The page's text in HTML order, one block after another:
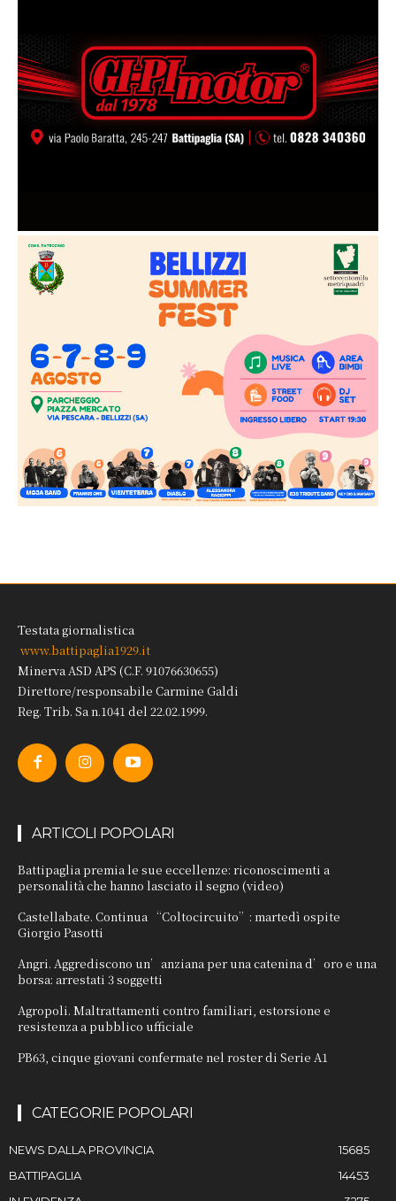
Testata giornalistica
www.battipaglia1929.it
Minerva ASD APS (C.F. 91076630655)
Direttore/responsabile Carmine Galdi
Reg. Trib. Sa n.1041 del 22.02.1999.
ARTICOLI POPOLARI
Battipaglia premia le sue eccellenze: riconoscimenti a
personalità che hanno lasciato il segno (video)
Castellabate. Continua “Coltocircuito”: martedì ospite
Giorgio Pasotti
Angri. Aggrediscono un’anziana per una catenina d’oro e una
borsa: arrestati 3 soggetti
Agropoli. Maltrattamenti contro familiari, estorsione e
resistenza a pubblico ufficiale
PB63, cinque giovani confermate nel roster di Serie A1
CATEGORIE POPOLARI
NEWS DALLA PROVINCIA
15685
BATTIPAGLIA
14453